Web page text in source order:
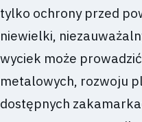
tylko ochrony przed
niewielki,
wyciek może
metalowych, rozwoju
dostępnych